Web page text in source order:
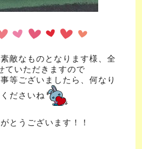
敵なものとなります様、全
ていただきますので
等ございましたら、何なり
ださいね
とうございます！！